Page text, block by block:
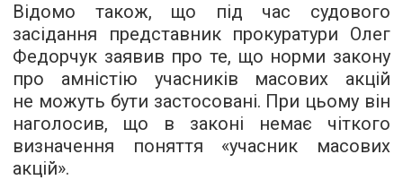
Відомо також, що під час судового
засідання представник прокуратури Олег
Федорчук заявив про те, що норми закону
про амністію учасників масових акцій
не можуть бути застосовані. При цьому він
наголосив, що в законі немає чіткого
визначення поняття «учасник масових
акцій».